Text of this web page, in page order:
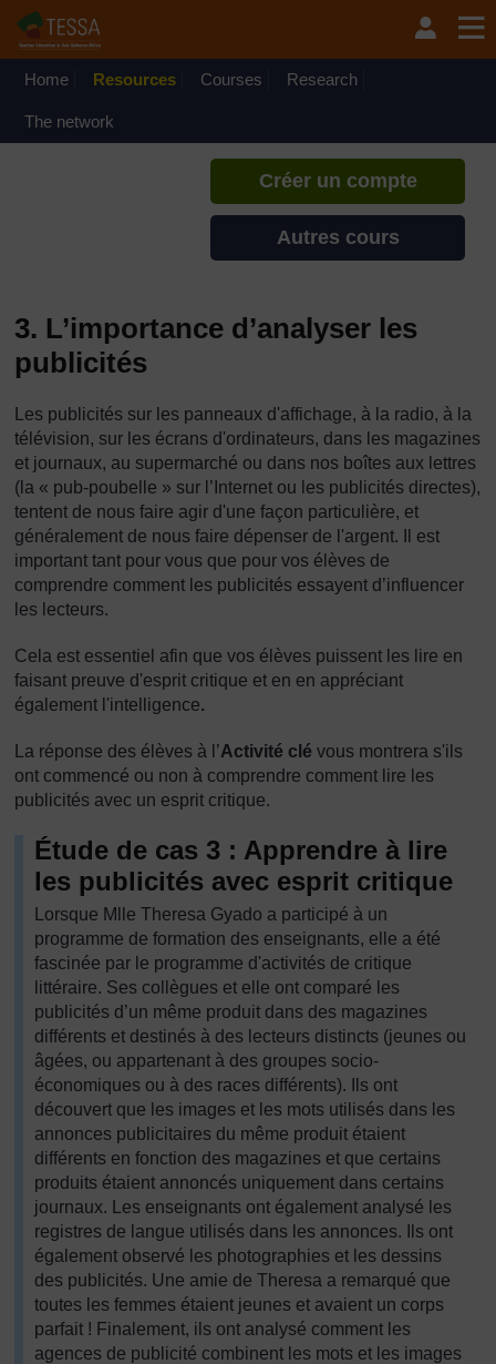
Home Resources Courses Research
The network
TESSA - Burkina Faso
Si vous créez un compte, vous
pouvez établir un profil
Créer un compte
Autres cours
3. L’importance d’analyser les
publicités
Les publicités sur les panneaux d'affichage, à la radio, à la
télévision, sur les écrans d'ordinateurs, dans les magazines
et journaux, au supermarché ou dans nos boîtes aux lettres
(la « pub-poubelle » sur l’Internet ou les publicités directes),
tentent de nous faire agir d'une façon particulière, et
généralement de nous faire dépenser de l'argent. Il est
important tant pour vous que pour vos élèves de
comprendre comment les publicités essayent d’influencer
les lecteurs.
Cela est essentiel afin que vos élèves puissent les lire en
faisant preuve d'esprit critique et en en appréciant
également l'intelligence.
La réponse des élèves à l’Activité clé vous montrera s'ils
ont commencé ou non à comprendre comment lire les
publicités avec un esprit critique.
Étude de cas 3 : Apprendre à lire
les publicités avec esprit critique
Lorsque Mlle Theresa Gyado a participé à un
programme de formation des enseignants, elle a été
fascinée par le programme d'activités de critique
littéraire. Ses collègues et elle ont comparé les
publicités d’un même produit dans des magazines
différents et destinés à des lecteurs distincts (jeunes ou
âgées, ou appartenant à des groupes socio-
économiques ou à des races différents). Ils ont
découvert que les images et les mots utilisés dans les
annonces publicitaires du même produit étaient
différents en fonction des magazines et que certains
produits étaient annoncés uniquement dans certains
journaux. Les enseignants ont également analysé les
registres de langue utilisés dans les annonces. Ils ont
également observé les photographies et les dessins
des publicités. Une amie de Theresa a remarqué que
toutes les femmes étaient jeunes et avaient un corps
parfait ! Finalement, ils ont analysé comment les
agences de publicité combinent les mots et les images